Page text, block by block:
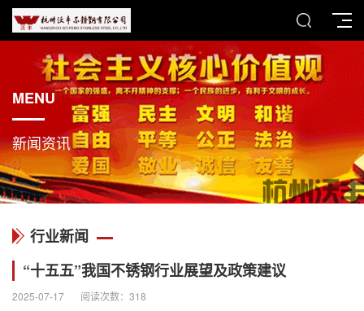
MENU
新闻资讯
行业新闻
“十五五”我国不锈钢行业展望及政策建议
2025-07-17 阅读次数： 318